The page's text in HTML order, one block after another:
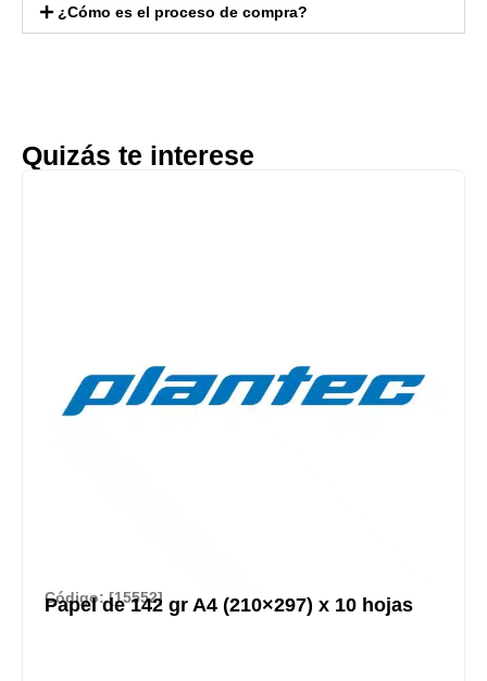
¿Cómo es el proceso de compra?
Quizás te interese
Código: [15552]
Papel de 142 gr A4 (210×297) x 10 hojas